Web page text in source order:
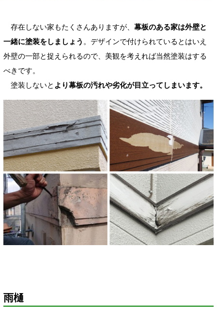
存在しない家もたくさんありますが、 幕板のある家は外壁と
一緒に塗装をしましょう 。デザインで付けられているとはいえ
外壁の一部と捉えられるので、美観を考えれば当然塗装はする
べきです。
塗装しないと より幕板の汚れや劣化が目立ってしまいます。
雨樋